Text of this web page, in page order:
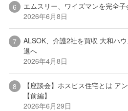
エムスリー、ワイズマンを完全
2026年6月8日
ALSOK、介護2社を買収 大和ハ
退へ
2026年4月8日
【座談会】ホスピス住宅とは ア
【前編】
2026年6月29日